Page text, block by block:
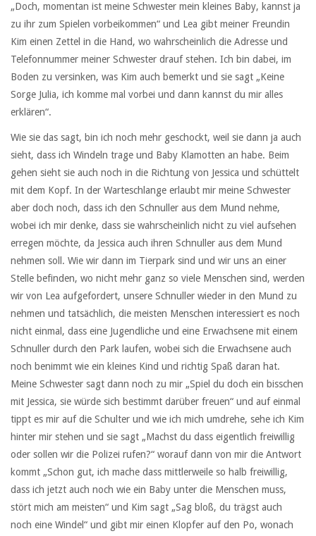
„Doch, momentan ist meine Schwester mein kleines Baby, kannst ja
zu ihr zum Spielen vorbeikommen“ und Lea gibt meiner Freundin
Kim einen Zettel in die Hand, wo wahrscheinlich die Adresse und
Telefonnummer meiner Schwester drauf stehen. Ich bin dabei, im
Boden zu versinken, was Kim auch bemerkt und sie sagt „Keine
Sorge Julia, ich komme mal vorbei und dann kannst du mir alles
erklären“.
Wie sie das sagt, bin ich noch mehr geschockt, weil sie dann ja auch
sieht, dass ich Windeln trage und Baby Klamotten an habe. Beim
gehen sieht sie auch noch in die Richtung von Jessica und schüttelt
mit dem Kopf. In der Warteschlange erlaubt mir meine Schwester
aber doch noch, dass ich den Schnuller aus dem Mund nehme,
wobei ich mir denke, dass sie wahrscheinlich nicht zu viel aufsehen
erregen möchte, da Jessica auch ihren Schnuller aus dem Mund
nehmen soll. Wie wir dann im Tierpark sind und wir uns an einer
Stelle befinden, wo nicht mehr ganz so viele Menschen sind, werden
wir von Lea aufgefordert, unsere Schnuller wieder in den Mund zu
nehmen und tatsächlich, die meisten Menschen interessiert es noch
nicht einmal, dass eine Jugendliche und eine Erwachsene mit einem
Schnuller durch den Park laufen, wobei sich die Erwachsene auch
noch benimmt wie ein kleines Kind und richtig Spaß daran hat.
Meine Schwester sagt dann noch zu mir „Spiel du doch ein bisschen
mit Jessica, sie würde sich bestimmt darüber freuen“ und auf einmal
tippt es mir auf die Schulter und wie ich mich umdrehe, sehe ich Kim
hinter mir stehen und sie sagt „Machst du dass eigentlich freiwillig
oder sollen wir die Polizei rufen?“ worauf dann von mir die Antwort
kommt „Schon gut, ich mache dass mittlerweile so halb freiwillig,
dass ich jetzt auch noch wie ein Baby unter die Menschen muss,
stört mich am meisten“ und Kim sagt „Sag bloß, du trägst auch
noch eine Windel“ und gibt mir einen Klopfer auf den Po, wonach